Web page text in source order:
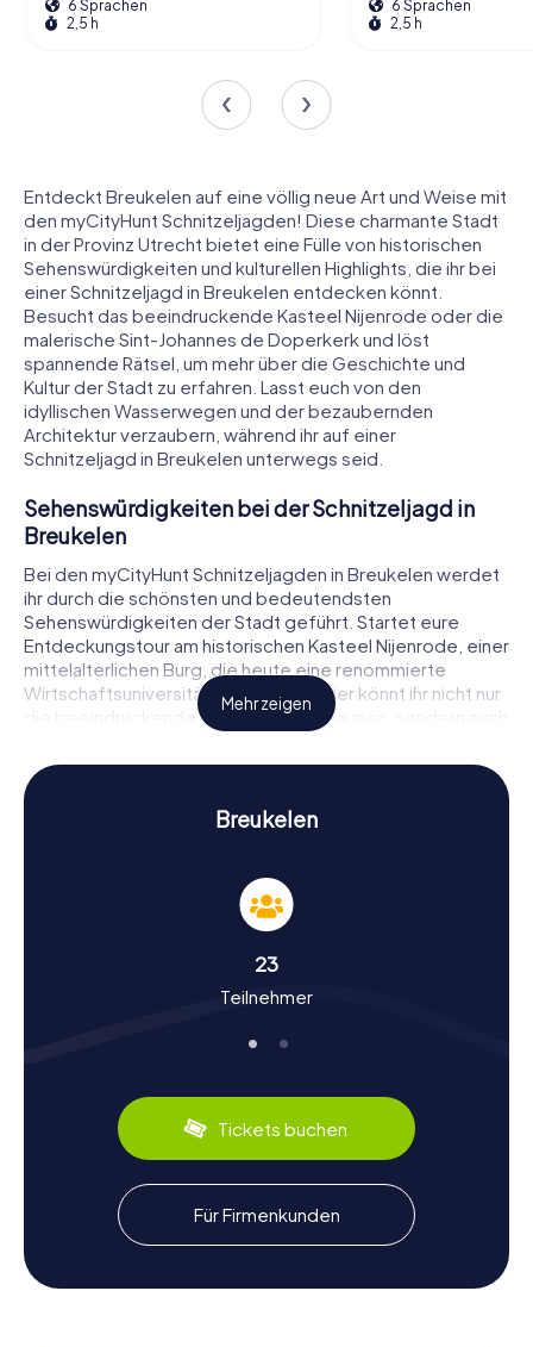
6 Sprachen
2,5 h
6 Sprachen
2,5 h
Entdeckt Breukelen auf eine völlig neue Art und Weise mit
den myCityHunt Schnitzeljagden! Diese charmante Stadt
in der Provinz Utrecht bietet eine Fülle von historischen
Sehenswürdigkeiten und kulturellen Highlights, die ihr bei
einer Schnitzeljagd in Breukelen entdecken könnt.
Besucht das beeindruckende Kasteel Nijenrode oder die
malerische Sint-Johannes de Doperkerk und löst
spannende Rätsel, um mehr über die Geschichte und
Kultur der Stadt zu erfahren. Lasst euch von den
idyllischen Wasserwegen und der bezaubernden
Architektur verzaubern, während ihr auf einer
Schnitzeljagd in Breukelen unterwegs seid.
Sehenswürdigkeiten bei der Schnitzeljagd in
Breukelen
Bei den myCityHunt Schnitzeljagden in Breukelen werdet
ihr durch die schönsten und bedeutendsten
Sehenswürdigkeiten der Stadt geführt. Startet eure
Entdeckungstour am historischen Kasteel Nijenrode, einer
mittelalterlichen Burg, die heute eine renommierte
Wirtschaftsuniversität beherbergt. Hier könnt ihr nicht nur
die beeindruckende Architektur bestaunen, sondern auch
Geschichte des Schlosses verraten. Weiter geht es zur
Sint-Johannes de Doperkerk, einer wunderschönen
Kirche, die mit ihrer beeindruckenden Bauweise und ihrer
langen Geschichte beeindruckt. Ein weiteres Highlight ist
Vecht überspannt und euch mit ihrer malerischen Aussicht
begeistern wird. Bei jeder Station der Schnitzeljagd in
Breukelen erwarten euch knifflige Aufgaben und
interessante Fakten, die euch die Stadt auf eine
spielerische Weise näherbringen.
Während ihr die myCityHunt Schnitzeljagden in Breukelen
absolviert, werdet ihr nicht nur die Sehenswürdigkeiten
der Stadt entdecken, sondern auch viel über ihre reiche
Geschichte und Kultur erfahren. Breukelen, das der New
Yorker Stadtteil Brooklyn seinen Namen verdankt, blickt
auf eine lange und bewegte Vergangenheit zurück.
Ursprünglich eine mittelalterliche Siedlung, hat sich die
Stadt im Laufe der Jahrhunderte zu einem bedeutenden
Handels- und Kulturzentrum entwickelt. Wusstet ihr, dass
Mehr zeigen
Breukelen
23
Teilnehmer
Tickets buchen
Für Firmenkunden